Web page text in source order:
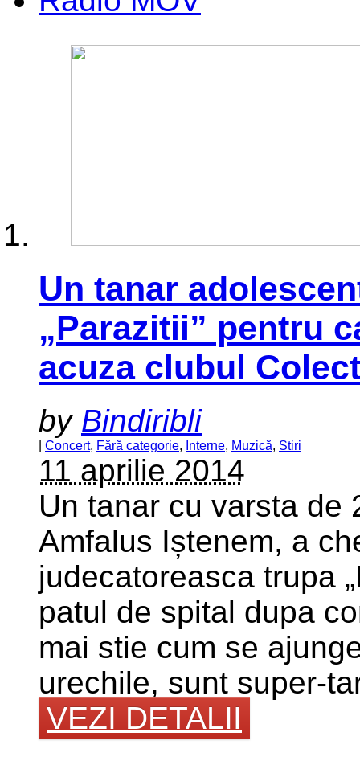
Un tanar
„Parazitii” pentru
acuza clubul
by Bindiribli
Concert, Fără categorie, Interne, Muzică, Stiri
11 aprilie 2014
Un tanar cu varsta de
Amfalus Iștenem, a
judecatoreasca trupa
patul de spital dupa
mai stie cum se
urechile, sunt super-
VEZI DETALII